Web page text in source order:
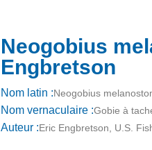
Neogobius
Engbretson
Nom latin :Neogobius
Nom vernaculaire :Gobie à
Auteur :Eric Engbretson, U.S.